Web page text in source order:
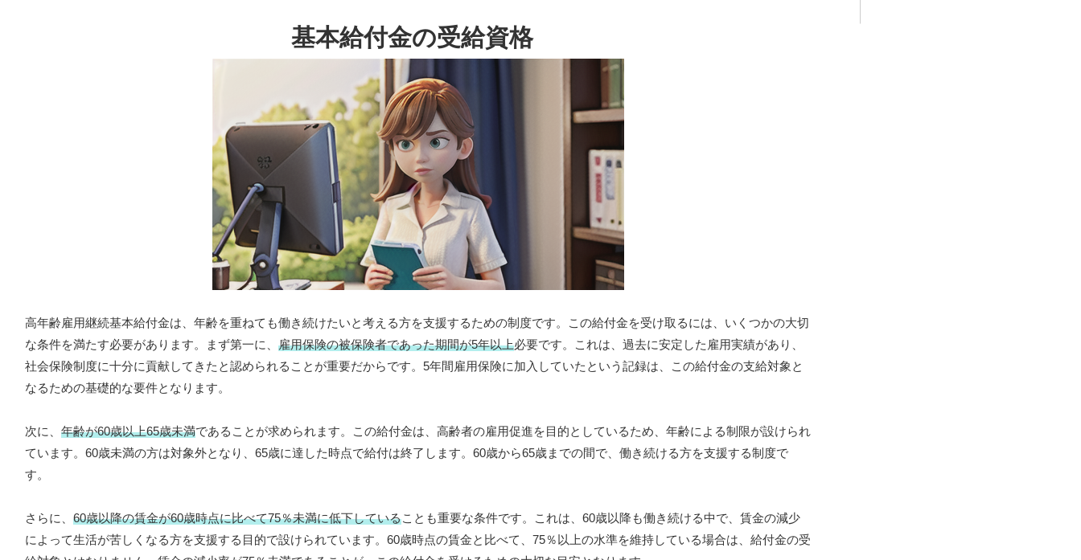
基本給付金の受給資格
高年齢雇用継続基本給付金は、年齢を重ねても働き続けたいと考える方を支援するための制度です。この給付金を受け取るには、いくつかの大切
な条件を満たす必要があります。まず第一に、 雇用保険の被保険者であった期間が5年以上必要です。これは、過去に安定した雇用実績があり、
社会保険制度に十分に貢献してきたと認められることが重要だからです。5年間雇用保険に加入していたという記録は、この給付金の支給対象と
なるための基礎的な要件となります。
次に、 年齢が60歳以上65歳未満であることが求められます。この給付金は、高齢者の雇用促進を目的としているため、年齢による制限が設けられ
ています。60歳未満の方は対象外となり、65歳に達した時点で給付は終了します。60歳から65歳までの間で、働き続ける方を支援する制度で
す。
さらに、 60歳以降の賃金が60歳時点に比べて75％未満に低下していることも重要な条件です。これは、60歳以降も働き続ける中で、賃金の減少
によって生活が苦しくなる方を支援する目的で設けられています。60歳時点の賃金と比べて、75％以上の水準を維持している場合は、給付金の受